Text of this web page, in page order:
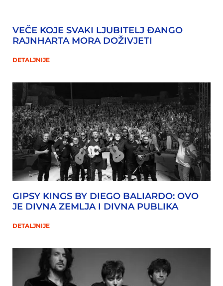
VEČE KOJE SVAKI LJUBITELJ ĐANGO
RAJNHARTA MORA DOŽIVJETI
DETALJNIJE
GIPSY KINGS BY DIEGO BALIARDO: OVO
JE DIVNA ZEMLJA I DIVNA PUBLIKA
DETALJNIJE